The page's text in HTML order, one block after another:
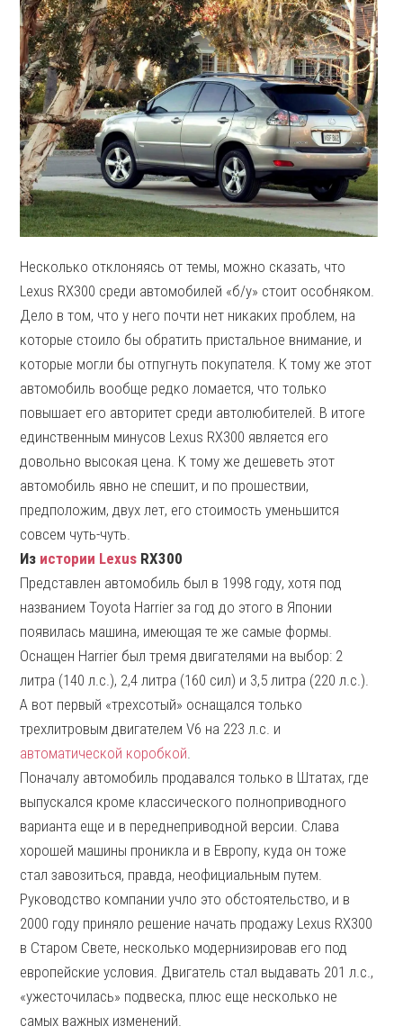
Несколько отклоняясь от темы, можно сказать, что
Lexus RX300 среди автомобилей «б/у» стоит особняком.
Дело в том, что у него почти нет никаких проблем, на
которые стоило бы обратить пристальное внимание, и
которые могли бы отпугнуть покупателя. К тому же этот
автомобиль вообще редко ломается, что только
повышает его авторитет среди автолюбителей. В итоге
единственным минусов Lexus RX300 является его
довольно высокая цена. К тому же дешеветь этот
автомобиль явно не спешит, и по прошествии,
предположим, двух лет, его стоимость уменьшится
совсем чуть-чуть.
Из истории Lexus RX300
Представлен автомобиль был в 1998 году, хотя под
названием Toyota Harrier за год до этого в Японии
появилась машина, имеющая те же самые формы.
Оснащен Harrier был тремя двигателями на выбор: 2
литра (140 л.с.), 2,4 литра (160 сил) и 3,5 литра (220 л.с.).
А вот первый «трехсотый» оснащался только
трехлитровым двигателем V6 на 223 л.с. и
автоматической коробкой.
Поначалу автомобиль продавался только в Штатах, где
выпускался кроме классического полноприводного
варианта еще и в переднеприводной версии. Слава
хорошей машины проникла и в Европу, куда он тоже
стал завозиться, правда, неофициальным путем.
Руководство компании учло это обстоятельство, и в
2000 году приняло решение начать продажу Lexus RX300
в Старом Свете, несколько модернизировав его под
европейские условия. Двигатель стал выдавать 201 л.с.,
«ужесточилась» подвеска, плюс еще несколько не
самых важных изменений.